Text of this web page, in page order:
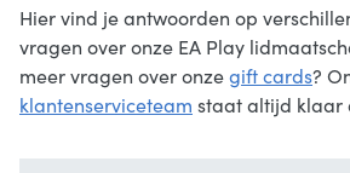
Hier vind je antwoorden op
vragen over onze EA Play
meer vragen over onzegift cards?
klantenserviceteam staat altijd klaar